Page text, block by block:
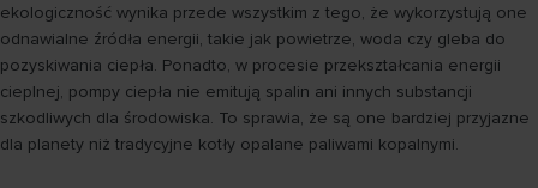
ekologiczność wynika przede wszystkim z tego, że wykorzystują one
odnawialne źródła energii, takie jak powietrze, woda czy gleba do
pozyskiwania ciepła. Ponadto, w procesie przekształcania energii
cieplnej, pompy ciepła nie emitują spalin ani innych substancji
szkodliwych dla środowiska. To sprawia, że są one bardziej przyjazne
dla planety niż tradycyjne kotły opalane paliwami kopalnymi.